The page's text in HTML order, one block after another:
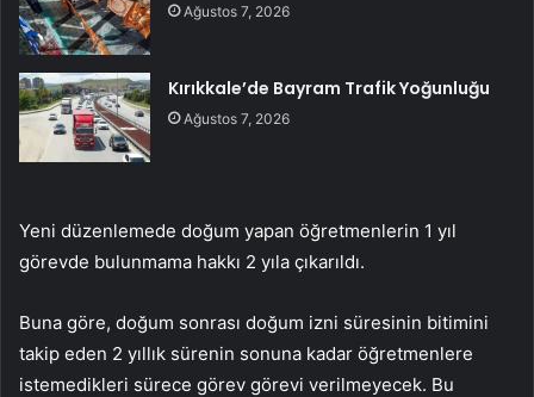
Ağustos 7, 2026
Kırıkkale’de Bayram Trafik Yoğunluğu
Ağustos 7, 2026
Yeni düzenlemede doğum yapan öğretmenlerin 1 yıl
görevde bulunmama hakkı 2 yıla çıkarıldı.
Buna göre, doğum sonrası doğum izni süresinin bitimini
takip eden 2 yıllık sürenin sonuna kadar öğretmenlere
istemedikleri sürece görev görevi verilmeyecek. Bu